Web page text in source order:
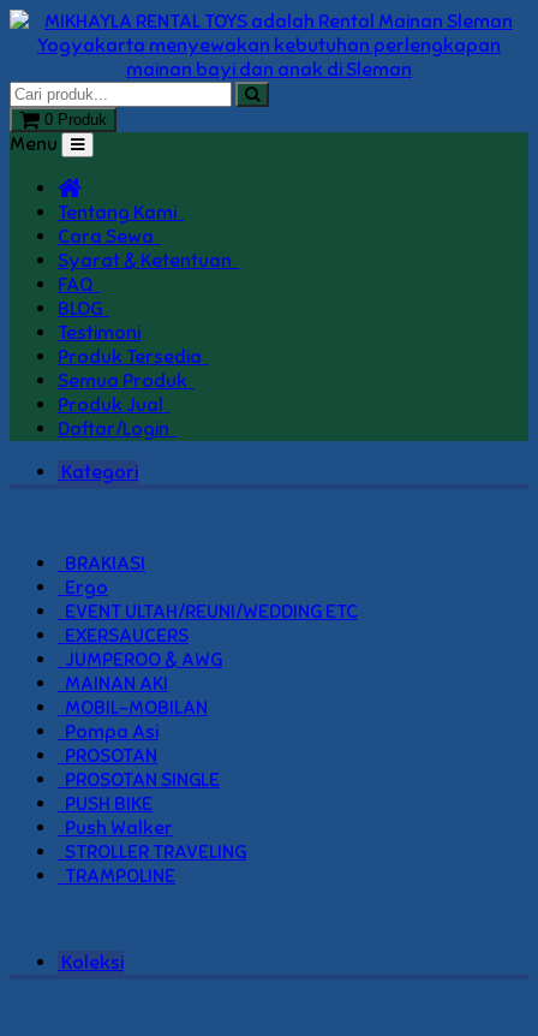
0 Produk
Menu
Tentang Kami
Cara Sewa
Syarat & Ketentuan
FAQ
BLOG
Testimoni
Produk Tersedia
Semua Produk
Produk Jual
Daftar/Login
Kategori
BRAKIASI
Ergo
EVENT ULTAH/REUNI/WEDDING ETC
EXERSAUCERS
JUMPEROO & AWG
MAINAN AKI
MOBIL-MOBILAN
Pompa Asi
PROSOTAN
PROSOTAN SINGLE
PUSH BIKE
Push Walker
STROLLER TRAVELING
TRAMPOLINE
Koleksi